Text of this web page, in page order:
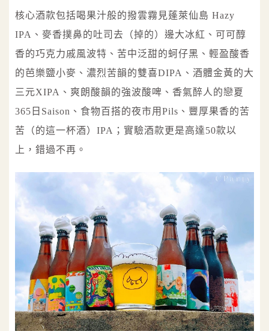
核心酒款包括喝果汁般的撥雲霧見蓬萊仙島 Hazy
IPA、麥香撲鼻的吐司去（掉的）邊大冰紅、可可醇
香的巧克力戚風波特、苦中泛甜的蚵仔黑、輕盈酸香
的芭樂鹽小麥、濃烈苦韻的雙喜DIPA、酒體金黃的大
三元XIPA、爽朗酸韻的強波酸啤、香氣醉人的戀夏
365日Saison、食物百搭的夜市用Pils、豐厚果香的苦
苦（的這一杯酒）IPA；實驗酒款更是高達50款以
上，錯過不再。